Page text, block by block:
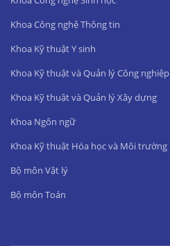
Khoa Công nghệ Thông tin
Khoa Kỹ thuật Y sinh
Khoa Kỹ thuật và Quản lý Công nghiệp
Khoa Kỹ thuật và Quản lý Xây dựng
Khoa Ngôn ngữ
Khoa Kỹ thuật Hóa học và Môi trường
Bộ môn Vật lý
Bộ môn Toán